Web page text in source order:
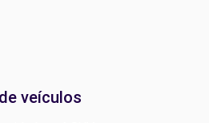
veículos